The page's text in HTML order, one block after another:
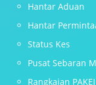
Hantar Aduan
Hantar
Status Kes
Pusat Sebaran
Rangkaian PAKEJ